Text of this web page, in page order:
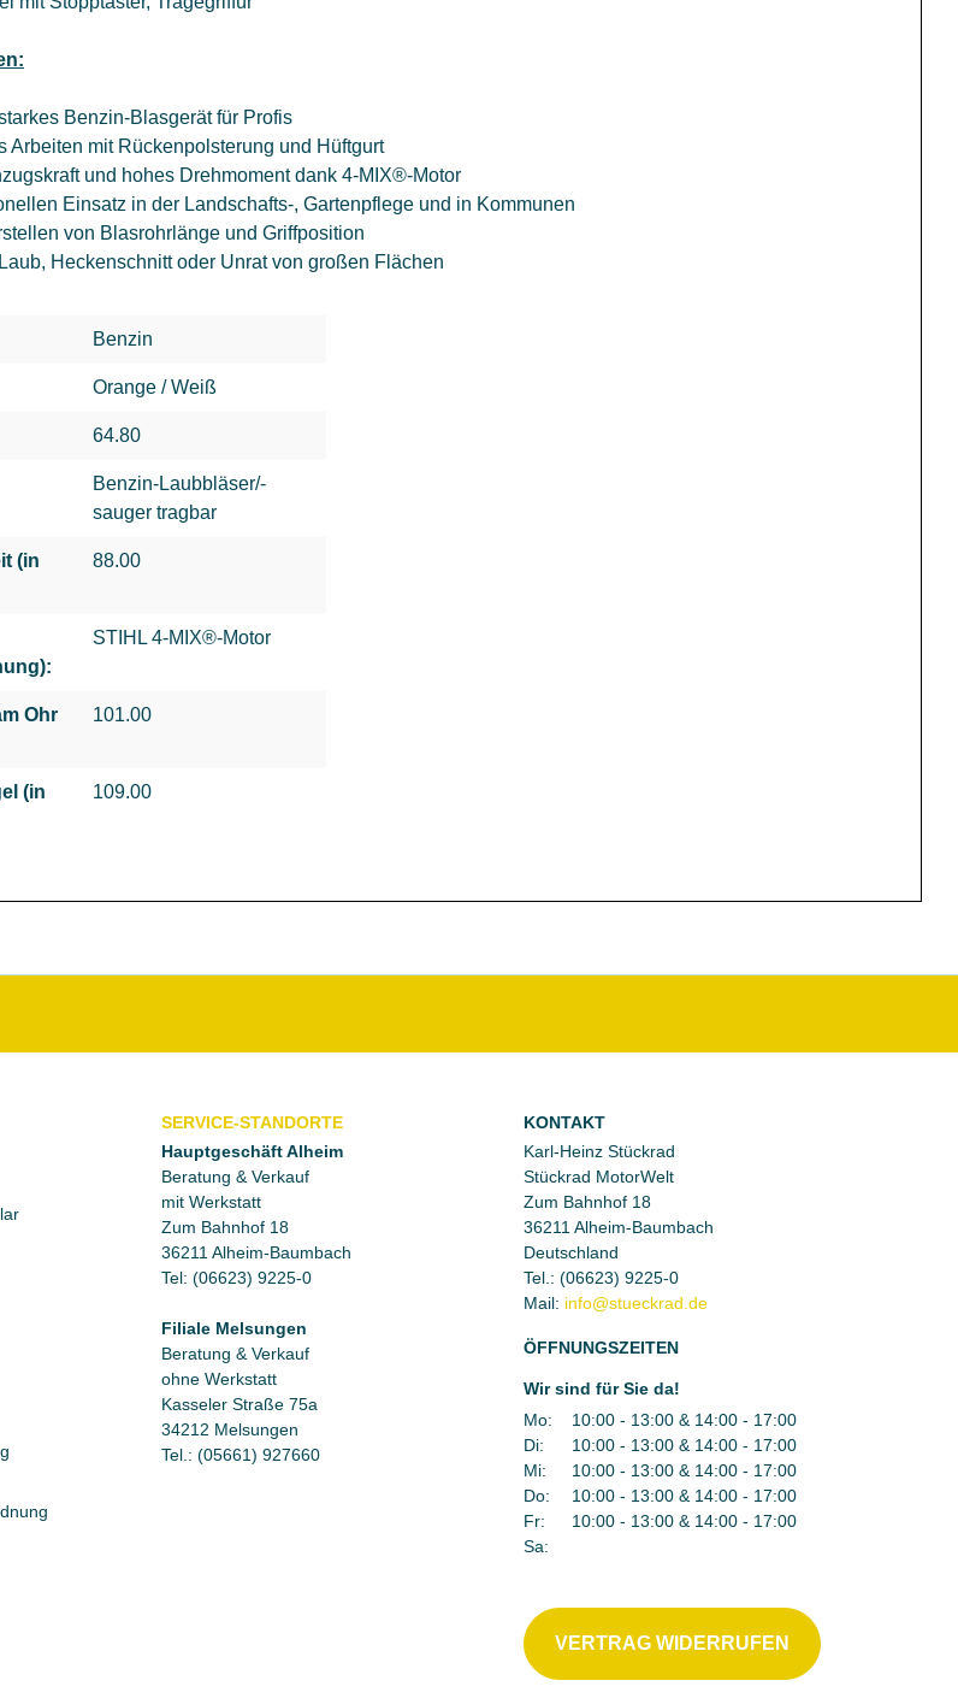
Benzin-Blasgerät für Profis
Arbeiten mit Rückenpolsterung und Hüftgurt
und hohes Drehmoment dank 4-MIX®-Motor
Einsatz in der Landschafts-, Gartenpflege und in Kommunen
von Blasrohrlänge und Griffposition
Heckenschnitt oder Unrat von großen Flächen
Benzin
Orange / Weiß
64.80
Benzin-Laubbläser/-
sauger tragbar
(in
88.00
STIHL 4-MIX®-Motor
Ohr
101.00
(in
109.00
SERVICE-STANDORTE
Hauptgeschäft Alheim
Beratung & Verkauf
mit Werkstatt
Zum Bahnhof 18
36211 Alheim-Baumbach
Tel: (06623) 9225-0
Filiale Melsungen
Beratung & Verkauf
ohne Werkstatt
Kasseler Straße 75a
34212 Melsungen
Tel.: (05661) 927660
KONTAKT
Karl-Heinz Stückrad
Stückrad MotorWelt
Zum Bahnhof 18
36211 Alheim-Baumbach
Deutschland
Tel.: (06623) 9225-0
Mail:
ÖFFNUNGSZEITEN
Wir sind für Sie da!
Mo:
10:00 - 13:00 & 14:00 - 17:00
Di:
10:00 - 13:00 & 14:00 - 17:00
Mi:
10:00 - 13:00 & 14:00 - 17:00
Do:
10:00 - 13:00 & 14:00 - 17:00
Fr:
10:00 - 13:00 & 14:00 - 17:00
Sa:
VERTRAG WIDERRUFEN